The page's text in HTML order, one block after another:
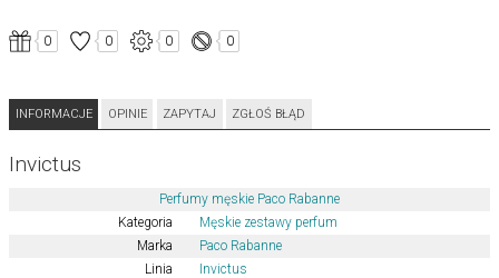
0 0 0 0
INFORMACJE OPINIE ZAPYTAJ ZGŁOŚ BŁĄD
Invictus
Perfumy męskie Paco Rabanne
Kategoria
Męskie zestawy perfum
Marka
Paco Rabanne
Linia
Invictus